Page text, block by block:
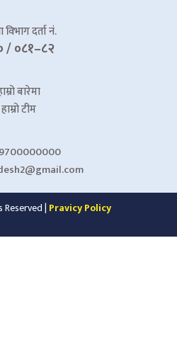
दर्ता नं.
/ ०८१–८२
बारेमा
हाम्रो टीम
| Pravicy Policy